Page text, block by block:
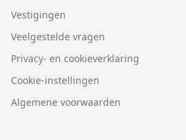
Vestigingen
Veelgestelde vragen
Privacy- en cookieverklaring
Cookie-instellingen
Algemene voorwaarden